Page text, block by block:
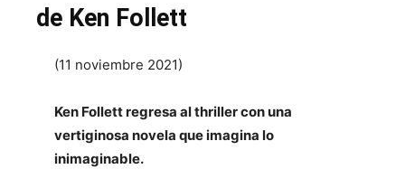
de Ken Follett
(11 noviembre 2021)
Ken Follett regresa al thriller con una
vertiginosa novela que imagina lo
inimaginable.